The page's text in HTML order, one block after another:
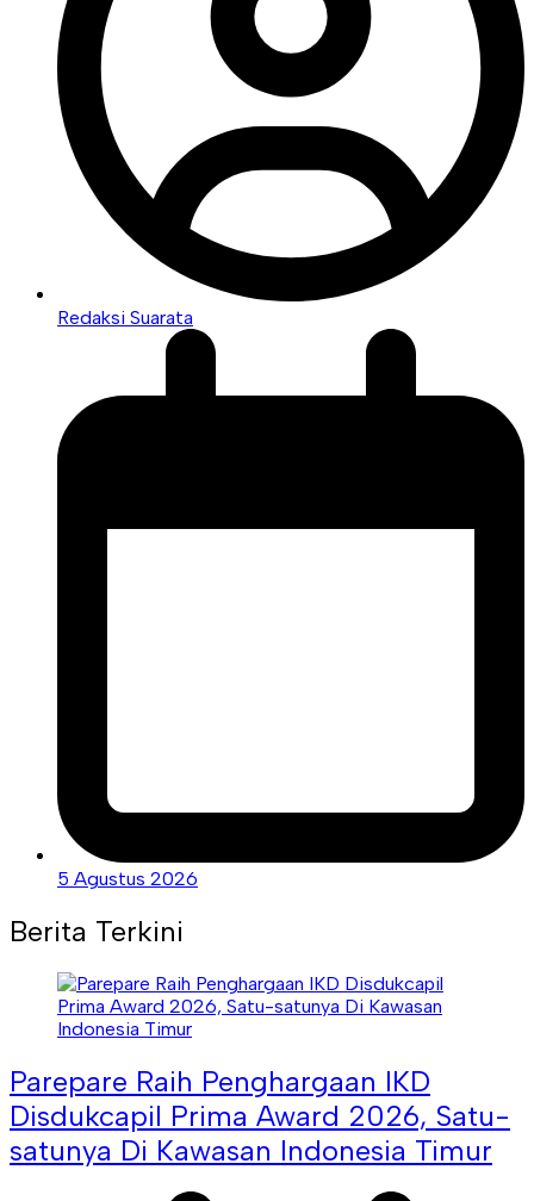
Redaksi Suarata
5 Agustus 2026
Berita Terkini
Parepare Raih Penghargaan IKD
Disdukcapil Prima Award 2026, Satu-
satunya Di Kawasan Indonesia Timur